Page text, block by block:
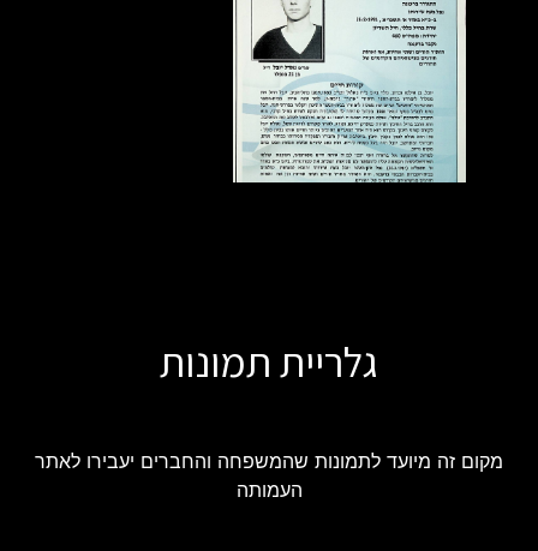
גלריית תמונות
מקום זה מיועד לתמונות שהמשפחה והחברים יעבירו לאתר
העמותה